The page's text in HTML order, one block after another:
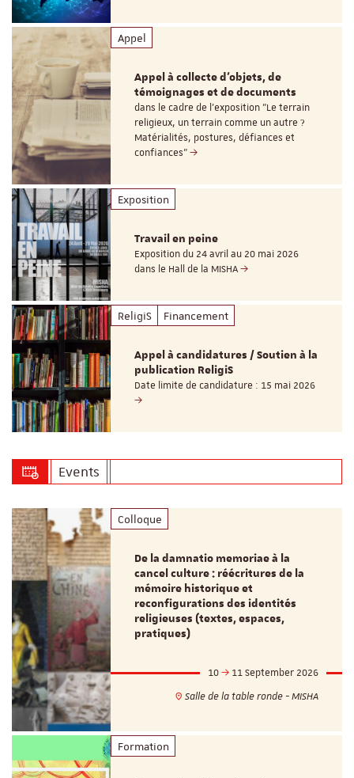
Appel
Appel à collecte d'objets, de
témoignages et de documents
dans le cadre de l'exposition "Le terrain
religieux, un terrain comme un autre ?
Matérialités, postures, défiances et
confiances"
Exposition
Travail en peine
Exposition du 24 avril au 20 mai 2026
dans le Hall de la MISHA
ReligiS Financement
Appel à candidatures / Soutien à la
publication ReligiS
Date limite de candidature : 15 mai 2026
Events
Colloque
De la damnatio memoriae à la
cancel culture : réécritures de la
mémoire historique et
reconfigurations des identités
religieuses (textes, espaces,
pratiques)
10
11 September 2026
Salle de la table ronde - MISHA
Formation